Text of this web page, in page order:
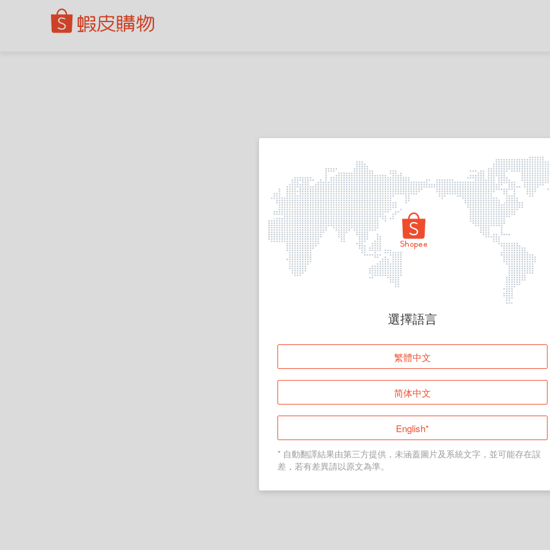
頁面無法顯示
登入
返回首頁
選擇語言
繁體中文
简体中文
English*
* 自動翻譯結果由第三方提供，未涵蓋圖片及系統文字，並可能存在誤
差，若有差異請以原文為準。